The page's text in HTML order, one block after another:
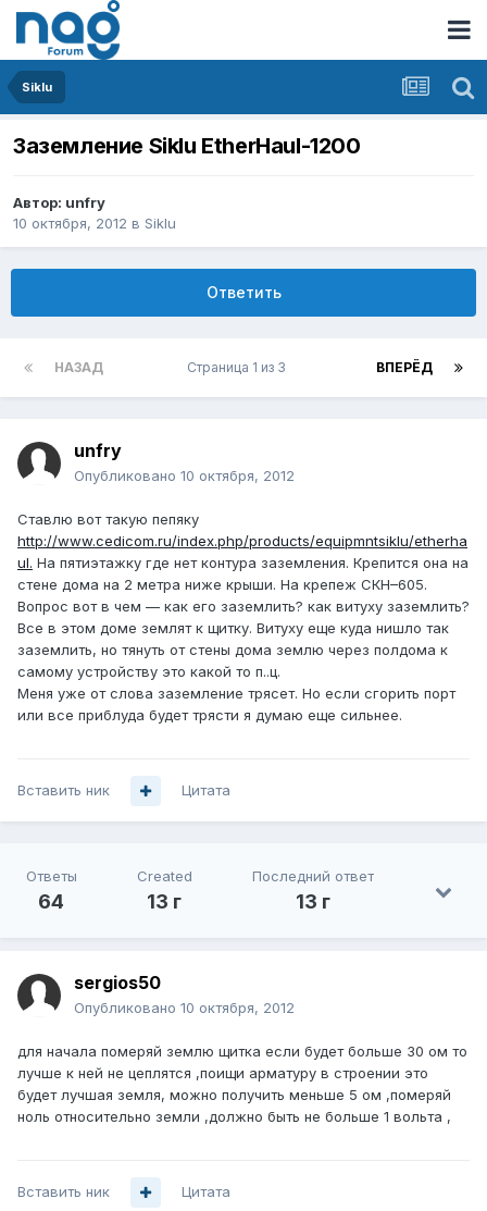
Siklu
Заземление Siklu EtherHaul-1200
Автор: unfry
10 октября, 2012 в Siklu
Ответить
НАЗАД ВПЕРЁД
Страница 1 из 3
unfry
Опубликовано 10 октября, 2012
Ставлю вот такую пепяку
http://www.cedicom.ru/index.php/products/equipmntsiklu/etherha
ul. На пятиэтажку где нет контура заземления. Крепится она на
стене дома на 2 метра ниже крыши. На крепеж СКН–605.
Вопрос вот в чем — как его заземлить? как витуху заземлить?
Все в этом доме землят к щитку. Витуху еще куда нишло так
заземлить, но тянуть от стены дома землю через полдома к
самому устройству это какой то п..ц.
Меня уже от слова заземление трясет. Но если сгорить порт
или все приблуда будет трясти я думаю еще сильнее.
Вставить ник Цитата
Ответы
64
Created
13 г
Последний ответ
13 г
sergios50
Опубликовано 10 октября, 2012
для начала померяй землю щитка если будет больше 30 ом то
лучше к ней не цеплятся ,поищи арматуру в строении это
будет лучшая земля, можно получить меньше 5 ом ,померяй
ноль относительно земли ,должно быть не больше 1 вольта ,
Вставить ник Цитата